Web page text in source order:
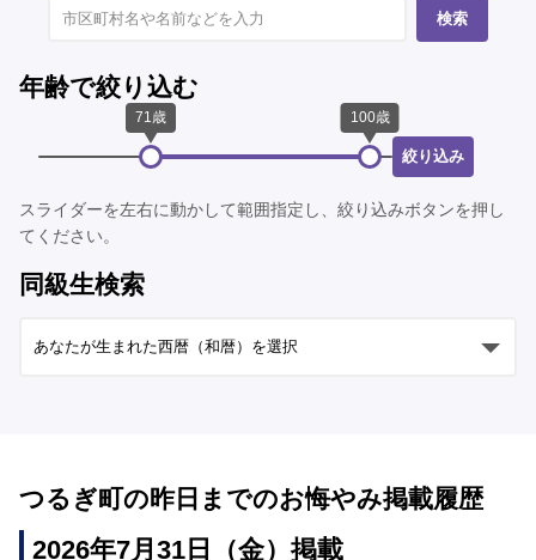
検索
年齢で絞り込む
絞り込み
スライダーを左右に動かして範囲指定し、絞り込みボタンを押し
てください。
同級生検索
つるぎ町の昨日までのお悔やみ掲載履歴
2026年7月31日（金）掲載